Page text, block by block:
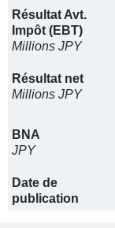
Résultat Avt.
Impôt (EBT)
Millions JPY
Résultat net
Millions JPY
BNA
JPY
Date de
publication